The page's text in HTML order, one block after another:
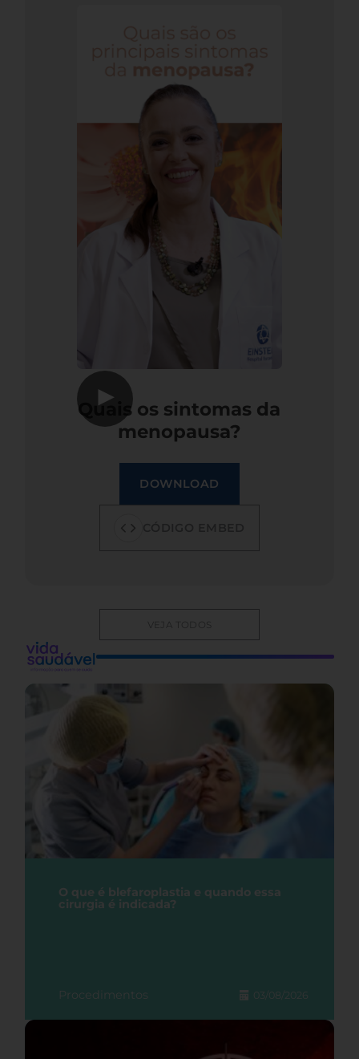
▶
Quais os sintomas da
menopausa?
DOWNLOAD
VEJA TODOS
O que é blefaroplastia e quando essa
cirurgia é indicada?
Procedimentos 03/08/2026